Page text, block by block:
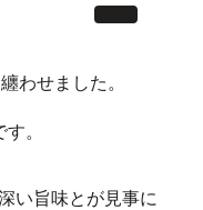
わせました。
。
い旨味とが見事に